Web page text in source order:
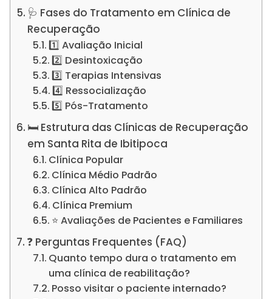
🩺 Fases do Tratamento em Clínica de
Recuperação
1️⃣ Avaliação Inicial
2️⃣ Desintoxicação
3️⃣ Terapias Intensivas
4️⃣ Ressocialização
5️⃣ Pós-Tratamento
🛏️ Estrutura das Clínicas de Recuperação
em Santa Rita de Ibitipoca
Clínica Popular
Clínica Médio Padrão
Clínica Alto Padrão
Clínica Premium
⭐ Avaliações de Pacientes e Familiares
❓ Perguntas Frequentes (FAQ)
Quanto tempo dura o tratamento em
uma clínica de reabilitação?
Posso visitar o paciente internado?